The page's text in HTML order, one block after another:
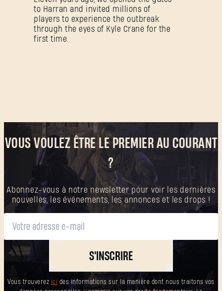
to Harran and invited millions of
players to experience the outbreak
through the eyes of Kyle Crane for the
first time.
VOUS VOULEZ ÊTRE LE PREMIER AU COURANT
?
Abonnez-vous à notre newsletter pour voir les dernières
nouvelles, les événements, les annonces et les drops !
S'INSCRIRE
Vous trouverez ici des informations sur la manière dont nous traitons vos
Mot de passe oublié ?
Créer un compte.